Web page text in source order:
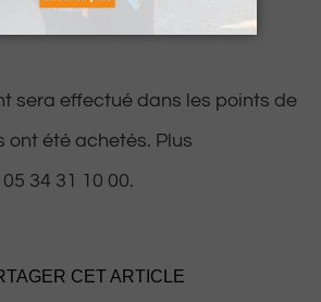
sera effectué dans les points de
ont été achetés. Plus
34 31 10 00.
CET ARTICLE